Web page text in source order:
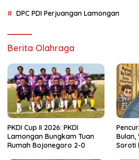
DPC PDI Perjuangan Lamongan
Berita Olahraga
PKDI Cup II 2026: PKDI
Lamongan Bungkam Tuan
Rumah Bojonegoro 2-0
Soroti